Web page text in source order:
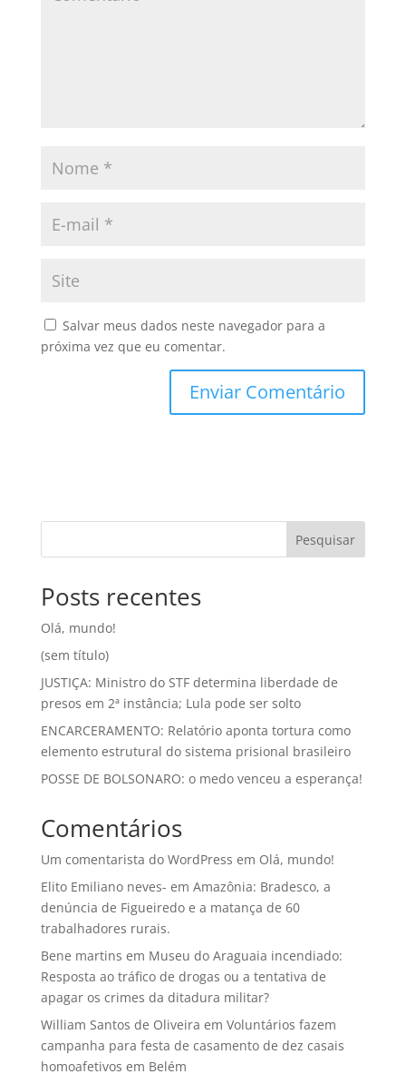
Salvar meus dados neste navegador para a
próxima vez que eu comentar.
Pesquisar
Posts recentes
Olá, mundo!
(sem título)
JUSTIÇA: Ministro do STF determina liberdade de
presos em 2ª instância; Lula pode ser solto
ENCARCERAMENTO: Relatório aponta tortura como
elemento estrutural do sistema prisional brasileiro
POSSE DE BOLSONARO: o medo venceu a esperança!
Comentários
Um comentarista do WordPress em Olá, mundo!
Elito Emiliano neves- em Amazônia: Bradesco, a
denúncia de Figueiredo e a matança de 60
trabalhadores rurais.
Bene martins em Museu do Araguaia incendiado:
Resposta ao tráfico de drogas ou a tentativa de
apagar os crimes da ditadura militar?
William Santos de Oliveira em Voluntários fazem
campanha para festa de casamento de dez casais
homoafetivos em Belém